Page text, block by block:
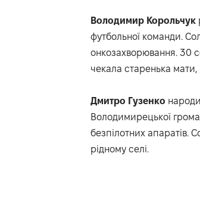
Володимир Корольчук
футбольної команди.
онкозахворювання. 30
чекала старенька
Дмитро Гузенко
Володимирецької
безпілотних апаратів.
рідному селі.